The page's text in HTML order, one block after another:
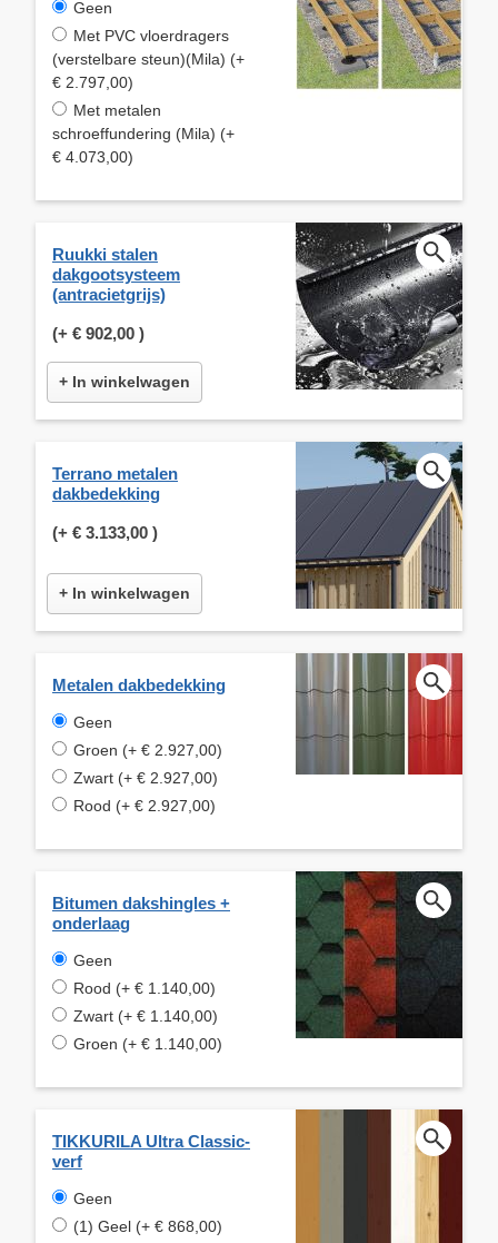
Geen
Met PVC vloerdragers
(verstelbare steun)(Mila) (+
€ 2.797,00)
Met metalen
schroeffundering (Mila) (+
€ 4.073,00)
Ruukki stalen
dakgootsysteem
(antracietgrijs)
(+ € 902,00 )
+ In winkelwagen
Terrano metalen
dakbedekking
(+ € 3.133,00 )
+ In winkelwagen
Metalen dakbedekking
Geen
Groen (+ € 2.927,00)
Zwart (+ € 2.927,00)
Rood (+ € 2.927,00)
Bitumen dakshingles +
onderlaag
Geen
Rood (+ € 1.140,00)
Zwart (+ € 1.140,00)
Groen (+ € 1.140,00)
TIKKURILA Ultra Classic-
verf
Geen
(1) Geel (+ € 868,00)